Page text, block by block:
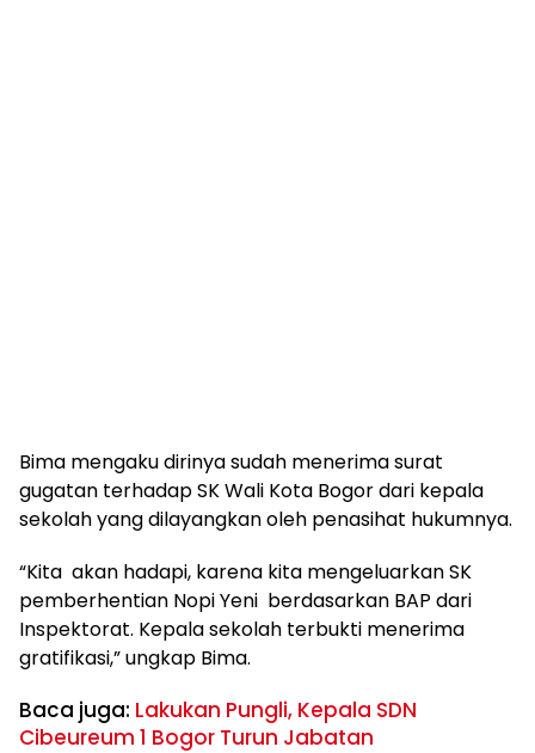
Bima mengaku dirinya sudah menerima surat
gugatan terhadap SK Wali Kota Bogor dari kepala
sekolah yang dilayangkan oleh penasihat hukumnya.
“Kita akan hadapi, karena kita mengeluarkan SK
pemberhentian Nopi Yeni berdasarkan BAP dari
Inspektorat. Kepala sekolah terbukti menerima
gratifikasi,” ungkap Bima.
Baca juga: Lakukan Pungli, Kepala SDN
Cibeureum 1 Bogor Turun Jabatan